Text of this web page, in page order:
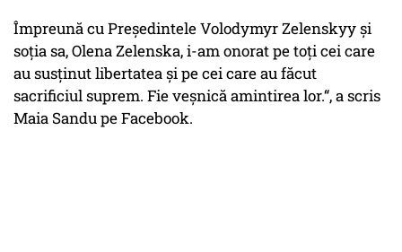
Împreună cu Președintele Volodymyr Zelenskyy și
soția sa, Olena Zelenska, i-am onorat pe toți cei care
au susținut libertatea și pe cei care au făcut
sacrificiul suprem. Fie veşnică amintirea lor.“, a scris
Maia Sandu pe Facebook.